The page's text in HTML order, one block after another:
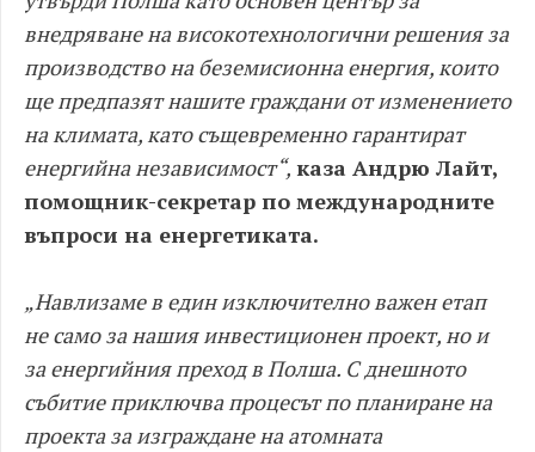
внедряване на високотехнологични решения за
производство на беземисионна енергия, които
ще предпазят нашите граждани от изменението
на климата, като същевременно гарантират
енергийна независимост“, каза Андрю Лайт,
помощник-секретар по международните
въпроси на енергетиката.
„Навлизаме в един изключително важен етап
не само за нашия инвестиционен проект, но и
за енергийния преход в Полша. С днешното
събитие приключва процесът по планиране на
проекта за изграждане на атомната